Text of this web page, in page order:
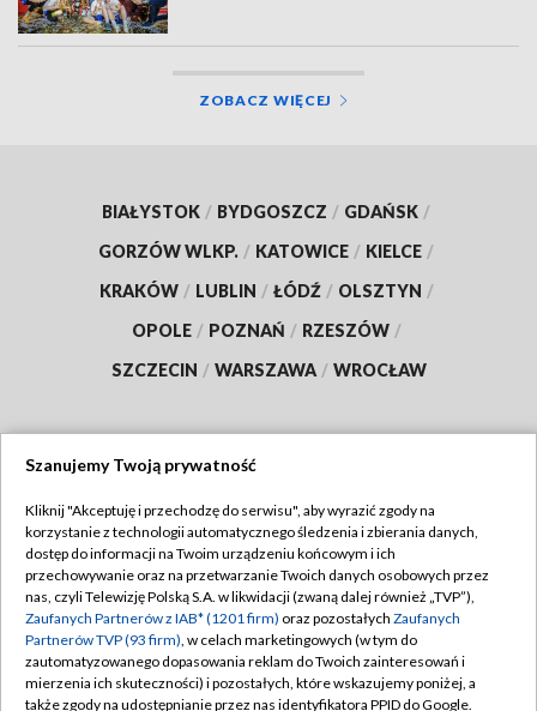
ZOBACZ WIĘCEJ
BIAŁYSTOK / BYDGOSZCZ / GDAŃSK /
GORZÓW WLKP. / KATOWICE / KIELCE /
KRAKÓW / LUBLIN / ŁÓDŹ / OLSZTYN /
OPOLE / POZNAŃ / RZESZÓW /
SZCZECIN / WARSZAWA / WROCŁAW
TVP
Abonament TVP
Emisja w TVP
Centrum informacji TVP
Naziemna Telewizja Cyfrowa
Regulamin TVP
Polityka prywatności
Moje zgody
Pomoc
Szanujemy Twoją prywatność
Kliknij "Akceptuję i przechodzę do serwisu", aby wyrazić zgody na
korzystanie z technologii automatycznego śledzenia i zbierania danych,
dostęp do informacji na Twoim urządzeniu końcowym i ich
przechowywanie oraz na przetwarzanie Twoich danych osobowych przez
nas, czyli Telewizję Polską S.A. w likwidacji (zwaną dalej również „TVP”),
Zaufanych Partnerów z IAB* (1201 firm) oraz pozostałych Zaufanych
Partnerów TVP (93 firm), w celach marketingowych (w tym do
zautomatyzowanego dopasowania reklam do Twoich zainteresowań i
mierzenia ich skuteczności) i pozostałych, które wskazujemy poniżej, a
także zgody na udostępnianie przez nas identyfikatora PPID do Google.